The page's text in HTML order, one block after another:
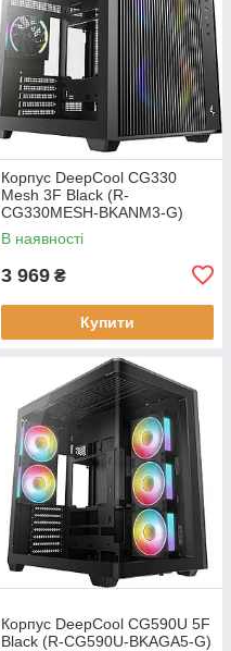
Корпус DeepCool CG330
Mesh 3F Black (R-
CG330MESH-BKANM3-G)
В наявності
3 969 ₴
Купити
Корпус DeepCool CG590U 5F
Black (R-CG590U-BKAGA5-G)